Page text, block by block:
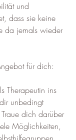
und
dass sie keine
da jemals wieder
für dich:
Therapeutin ins
unbedingt
dich darüber
Möglichkeiten,